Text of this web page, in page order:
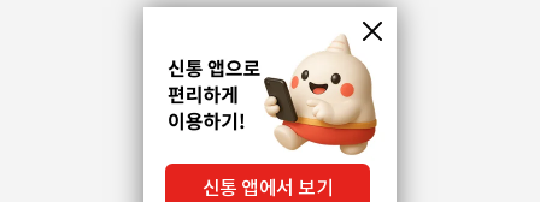
신통 앱에서 보기